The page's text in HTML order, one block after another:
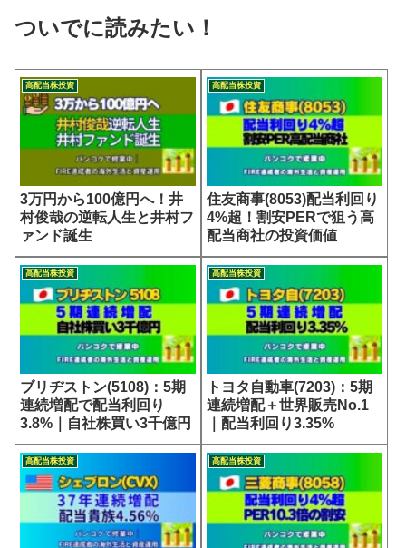
ついでに読みたい！
高配当株投資
3万円から100億円へ！井
村俊哉の逆転人生と井村フ
ァンド誕生
高配当株投資
住友商事(8053)配当利回り
4%超！割安PERで狙う高
配当商社の投資価値
高配当株投資
ブリヂストン(5108)：5期
連続増配で配当利回り
3.8%｜自社株買い3千億円
高配当株投資
トヨタ自動車(7203)：5期
連続増配＋世界販売No.1
｜配当利回り3.35%
高配当株投資 高配当株投資